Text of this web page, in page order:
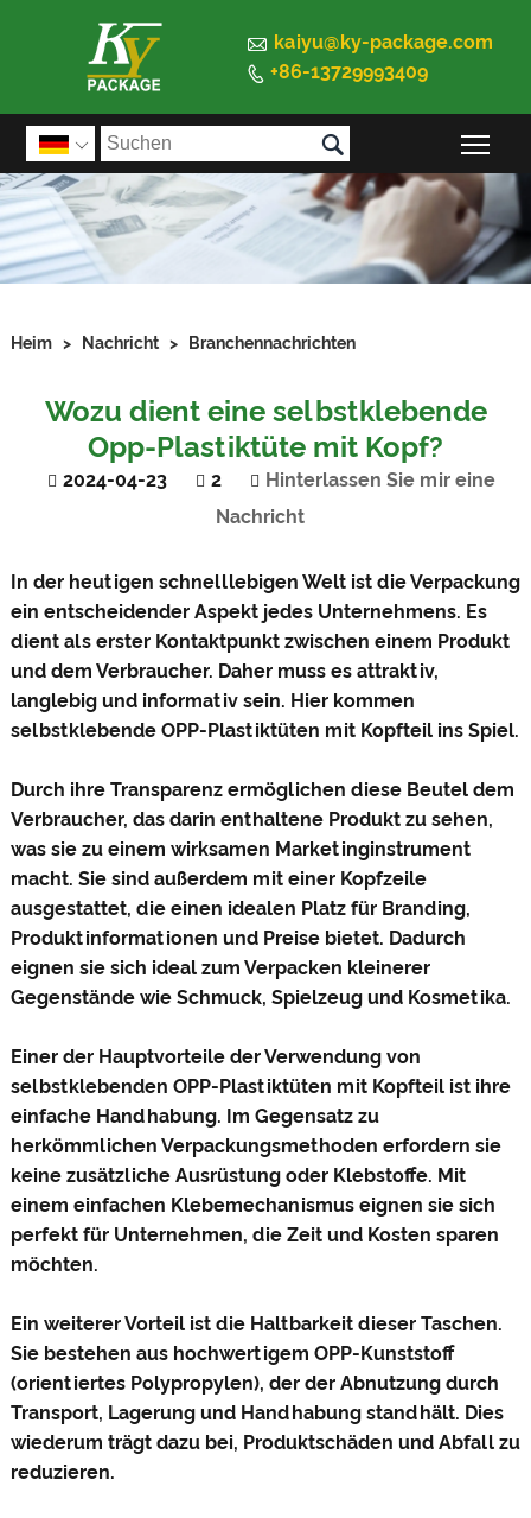
 kaiyu@ky-package.com
 +86-13729993409
 
Heim > Nachricht > Branchennachrichten
Wozu dient eine selbstklebende
Opp-Plastiktüte mit Kopf?
2024-04-23 2
Hinterlassen Sie mir eine
Nachricht
In der heutigen schnelllebigen Welt ist die Verpackung
ein entscheidender Aspekt jedes Unternehmens. Es
dient als erster Kontaktpunkt zwischen einem Produkt
und dem Verbraucher. Daher muss es attraktiv,
langlebig und informativ sein. Hier kommen
selbstklebende OPP-Plastiktüten mit Kopfteil ins Spiel.
Durch ihre Transparenz ermöglichen diese Beutel dem
Verbraucher, das darin enthaltene Produkt zu sehen,
was sie zu einem wirksamen Marketinginstrument
macht. Sie sind außerdem mit einer Kopfzeile
ausgestattet, die einen idealen Platz für Branding,
Produktinformationen und Preise bietet. Dadurch
eignen sie sich ideal zum Verpacken kleinerer
Gegenstände wie Schmuck, Spielzeug und Kosmetika.
Einer der Hauptvorteile der Verwendung von
selbstklebenden OPP-Plastiktüten mit Kopfteil ist ihre
einfache Handhabung. Im Gegensatz zu
herkömmlichen Verpackungsmethoden erfordern sie
keine zusätzliche Ausrüstung oder Klebstoffe. Mit
einem einfachen Klebemechanismus eignen sie sich
perfekt für Unternehmen, die Zeit und Kosten sparen
möchten.
Ein weiterer Vorteil ist die Haltbarkeit dieser Taschen.
Sie bestehen aus hochwertigem OPP-Kunststoff
(orientiertes Polypropylen), der der Abnutzung durch
Transport, Lagerung und Handhabung standhält. Dies
wiederum trägt dazu bei, Produktschäden und Abfall zu
reduzieren.